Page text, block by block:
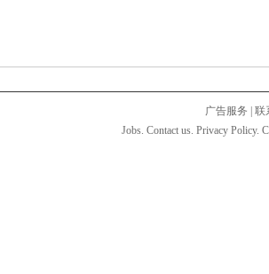
广告服务
联
Jobs. Contact us. Privacy Policy.